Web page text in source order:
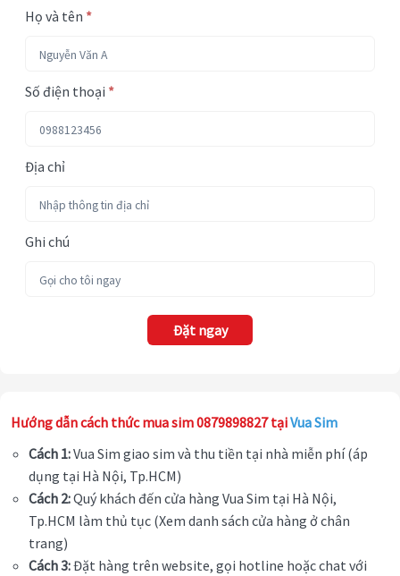
Họ và tên *
Số điện thoại *
Địa chỉ
Ghi chú
Đặt ngay
Hướng dẫn cách thức mua sim 0879898827 tạiVua Sim
Cách 1:Vua Sim giao sim và thu tiền tại nhà miễn phí (áp
dụng tại Hà Nội, Tp.HCM)
Cách 2:Quý khách đến cửa hàng Vua Sim tại Hà Nội,
Tp.HCM làm thủ tục (Xem danh sách cửa hàng ở chân
trang)
Cách 3:Đặt hàng trên website, gọi hotline hoặc chat với